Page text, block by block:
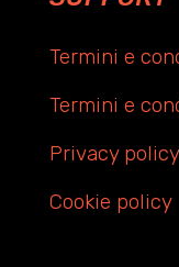
Termini e
Termini e
Privacy policy
Cookie policy